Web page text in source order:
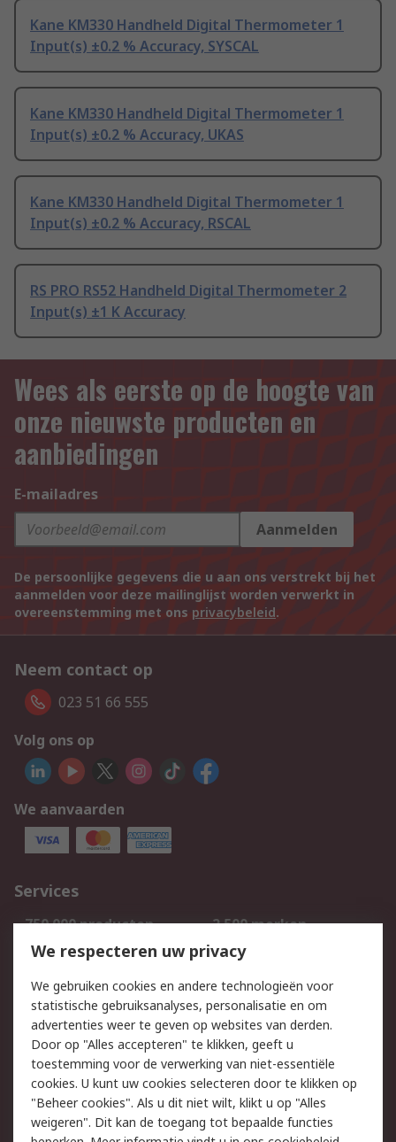
Kane KM330 Handheld Digital Thermometer 1
Input(s) ±0.2 % Accuracy, SYSCAL
Kane KM330 Handheld Digital Thermometer 1
Input(s) ±0.2 % Accuracy, UKAS
Kane KM330 Handheld Digital Thermometer 1
Input(s) ±0.2 % Accuracy, RSCAL
RS PRO RS52 Handheld Digital Thermometer 2
Input(s) ±1 K Accuracy
Wees als eerste op de hoogte van
onze nieuwste producten en
aanbiedingen
E-mailadres
Aanmelden
De persoonlijke gegevens die u aan ons verstrekt bij het
aanmelden voor deze mailinglijst worden verwerkt in
overeenstemming met ons privacybeleid.
Neem contact op
023 51 66 555
Volg ons op
We aanvaarden
Services
750.000 producten
2.500 merken
Bestellen
Inkoopoplossingen
Track & Trace
Wettelijk
Cookiebeleid
Email veiligheid
Privacybeleid
Websitevoorwaarden
Algemene
We respecteren uw privacy
We gebruiken cookies en andere technologieën voor
statistische gebruiksanalyses, personalisatie en om
advertenties weer te geven op websites van derden.
Door op "Alles accepteren" te klikken, geeft u
toestemming voor de verwerking van niet-essentiële
cookies. U kunt uw cookies selecteren door te klikken op
"Beheer cookies". Als u dit niet wilt, klikt u op "Alles
weigeren". Dit kan de toegang tot bepaalde functies